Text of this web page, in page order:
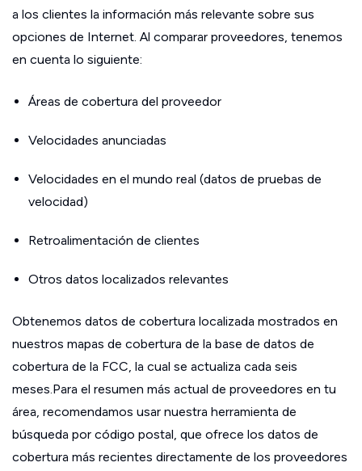
a los clientes la información más relevante sobre sus
opciones de Internet. Al comparar proveedores, tenemos
en cuenta lo siguiente:
Áreas de cobertura del proveedor
Velocidades anunciadas
Velocidades en el mundo real (datos de pruebas de
velocidad)
Retroalimentación de clientes
Otros datos localizados relevantes
Obtenemos datos de cobertura localizada mostrados en
nuestros mapas de cobertura de la base de datos de
cobertura de la FCC, la cual se actualiza cada seis
meses.Para el resumen más actual de proveedores en tu
área, recomendamos usar nuestra herramienta de
búsqueda por código postal, que ofrece los datos de
cobertura más recientes directamente de los proveedores